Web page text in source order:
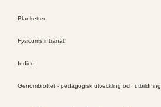
Blanketter
Fysicums intranät
Indico
Genombrottet - pedagogisk utveckling och utbildning